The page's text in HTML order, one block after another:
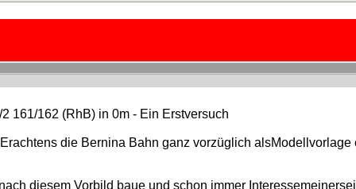
161/162 (RhB) in 0m - Ein Erstversuch
die Bernina Bahn ganz vorzüglich
diesem Vorbild baue und schon immer